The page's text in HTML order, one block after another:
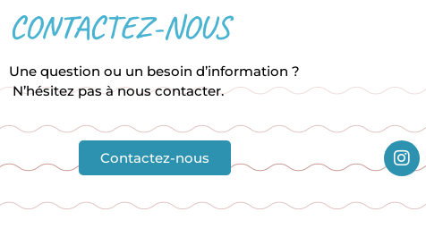
CONTACTEZ-NOUS
Une question ou un besoin d’information ?
N’hésitez pas à nous contacter.
Contactez-nous